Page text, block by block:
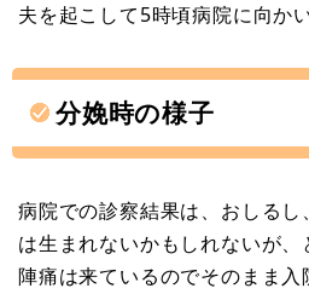
夫を起こして5時頃病院に向か
分娩時の様子
病院での診察結果は、おしる
は生まれないかもしれないが、
陣痛は来ているのでそのまま